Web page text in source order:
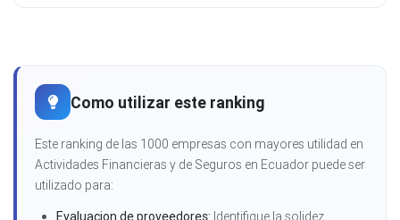
Como utilizar este ranking
Este ranking de las 1000 empresas con mayores utilidad en
Actividades Financieras y de Seguros en Ecuador puede ser
utilizado para:
Evaluacion de proveedores: Identifique la solidez